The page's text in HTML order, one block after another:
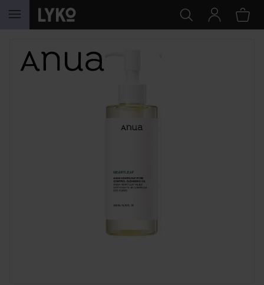
GA NAAR INHOUD